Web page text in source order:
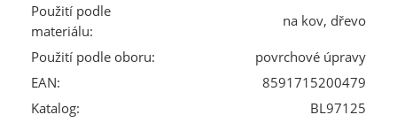
Použití podle
materiálu:
na kov, dřevo
Použití podle oboru:
povrchové úpravy
EAN:
8591715200479
Katalog:
BL97125